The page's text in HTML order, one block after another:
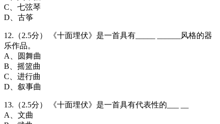
C、七弦琴
D、古筝
12.（2.5分） 《十面埋伏》是一首具有_____ ______风格的器
乐作品。
A、圆舞曲
B、摇篮曲
C、进行曲
D、叙事曲
13.（2.5分） 《十面埋伏》是一首具有代表性的___ __
A、文曲